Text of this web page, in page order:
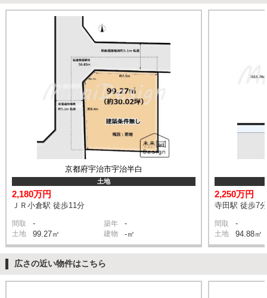
京都府宇治市宇治半白
土地
2,180万円
ＪＲ小倉駅 徒歩11分
間取 - 築年 -
土地 99.27㎡ 建物 -㎡
2,250万円
寺田駅 徒歩7分
間取 -
土地 94.88㎡
広さの近い物件はこちら